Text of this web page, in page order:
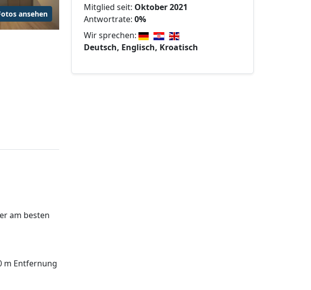
ansehen
Mitglied seit: Oktober 2021
Antwortrate: 0%
Wir sprechen:
Deutsch, Englisch, Kroatisch
am besten
m Entfernung